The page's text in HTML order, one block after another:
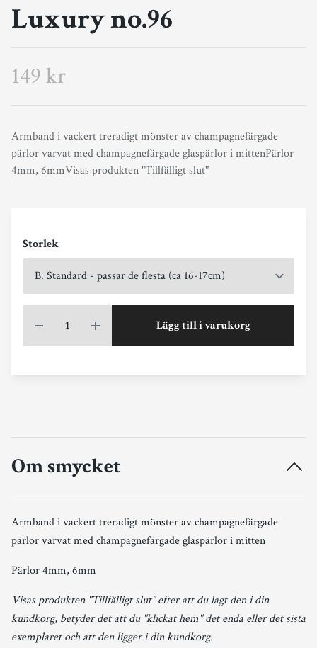
Luxury no.96
149 kr
Armband i vackert treradigt mönster av champagnefärgade
pärlor varvat med champagnefärgade glaspärlor i mittenPärlor
4mm, 6mmVisas produkten "Tillfälligt slut"
Storlek
Lägg till i varukorg
Om smycket
Armband i vackert treradigt mönster av champagnefärgade
pärlor varvat med champagnefärgade glaspärlor i mitten
Pärlor 4mm, 6mm
Visas produkten "Tillfälligt slut" efter att du lagt den i din
kundkorg, betyder det att du "klickat hem" det enda eller det sista
exemplaret och att den ligger i din kundkorg.